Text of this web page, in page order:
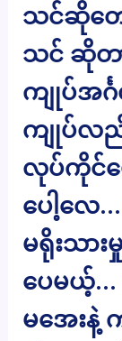
သင်ဆိုတေ
သင် ဆိုတာ
ကျုပ်အင်္
ကျုပ်လ
လုပ်ကိုင်ပ
ပေါ့လေ
မရိုးသာ
ပေမယ့်…
မအေးနဲ့